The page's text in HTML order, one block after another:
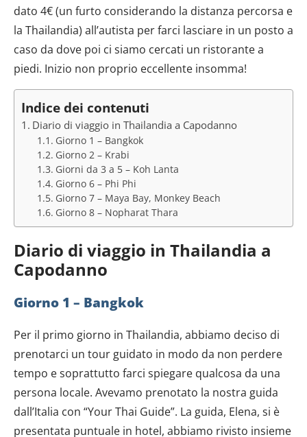
dato 4€ (un furto considerando la distanza percorsa e
la Thailandia) all’autista per farci lasciare in un posto a
caso da dove poi ci siamo cercati un ristorante a
piedi. Inizio non proprio eccellente insomma!
Indice dei contenuti
Diario di viaggio in Thailandia a Capodanno
Giorno 1 – Bangkok
Giorno 2 – Krabi
Giorni da 3 a 5 – Koh Lanta
Giorno 6 – Phi Phi
Giorno 7 – Maya Bay, Monkey Beach
Giorno 8 – Nopharat Thara
Diario di viaggio in Thailandia a
Capodanno
Giorno 1 – Bangkok
Per il primo giorno in Thailandia, abbiamo deciso di
prenotarci un tour guidato in modo da non perdere
tempo e soprattutto farci spiegare qualcosa da una
persona locale. Avevamo prenotato la nostra guida
dall’Italia con “Your Thai Guide”. La guida, Elena, si è
presentata puntuale in hotel, abbiamo rivisto insieme